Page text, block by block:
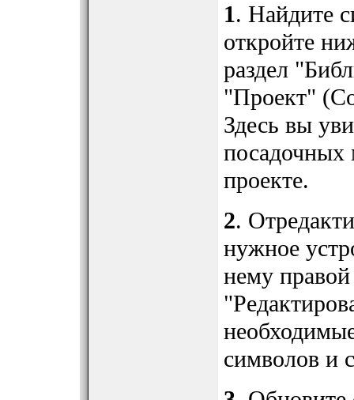
1. Найдите
откройте
раздел
"Проект"
Здесь вы
посадочных
проекте.
2.
нужное
нему
символов и